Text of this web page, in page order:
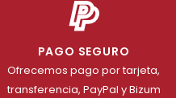
PAGO SEGURO
Ofrecemos pago por tarjeta,
transferencia, PayPal y Bizum